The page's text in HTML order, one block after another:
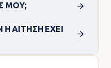
ΜΟΥ;
ΑΊΤΗΣΗ ΈΧΕΙ